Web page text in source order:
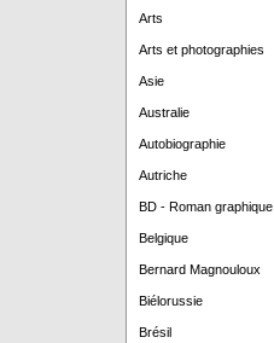
Arts
Arts et photographies
Asie
Australie
Autobiographie
Autriche
BD - Roman graphique
Belgique
Bernard Magnouloux
Biélorussie
Brésil